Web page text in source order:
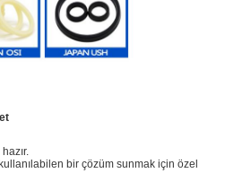
bir çözüm sunmak için özel